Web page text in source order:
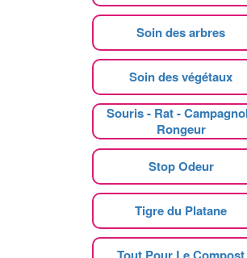
Soin des arbres
Soin des végétaux
Souris - Rat -
Rongeur
Stop Odeur
Tigre du Platane